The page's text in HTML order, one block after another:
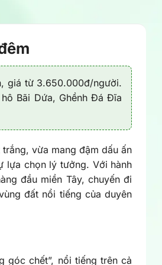
giá từ 3.650.000đ/người.
Bãi Dứa, Ghềnh Đá Đĩa
vừa mang đậm dấu ấn
lựa chọn lý tưởng. Với hành
đầu miền Tây, chuyến đi
đất nổi tiếng của duyên
góc chết”, nổi tiếng trên cả